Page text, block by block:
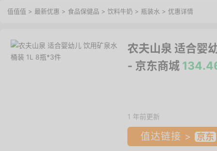
值值值 > 最新优惠 > 食品保健品 > 饮料牛奶 > 瓶装水 > 优惠详情
农夫山泉 适合婴
- 京东商城
1 年前更新
值达链接 >